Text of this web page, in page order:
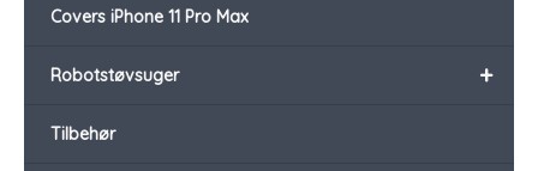
Covers iPhone 11 Pro Max
+
Robotstøvsuger
Tilbehør